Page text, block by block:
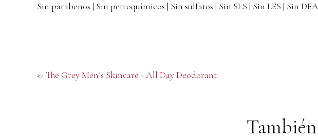
Sin parabenos | Sin petroquímicos | Sin sulfatos | Sin SLS | Sin LES | Sin
<-The Grey Men´s Skincare - All Day Deodorant